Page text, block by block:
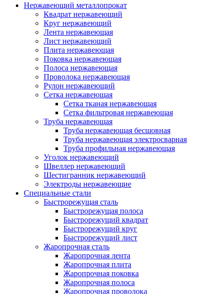
Нержавеющий металлопрокат
Квадрат нержавеющий
Круг нержавеющий
Лента нержавеющая
Лист нержавеющий
Плита нержавеющая
Поковка нержавеющая
Полоса нержавеющая
Проволока нержавеющая
Рулон нержавеющий
Сетка нержавеющая
Сетка тканая нержавеющая
Сетка фильтровая нержавеющая
Труба нержавеющая
Труба нержавеющая бесшовная
Труба нержавеющая электросварная
Труба профильная нержавеющая
Уголок нержавеющий
Швеллер нержавеющий
Шестигранник нержавеющий
Электроды нержавеющие
Специальные стали
Быстрорежущая сталь
Быстрорежущая полоса
Быстрорежущий квадрат
Быстрорежущий круг
Быстрорежущий лист
Жаропрочная сталь
Жаропрочная лента
Жаропрочная плита
Жаропрочная поковка
Жаропрочная полоса
Жаропрочная проволока